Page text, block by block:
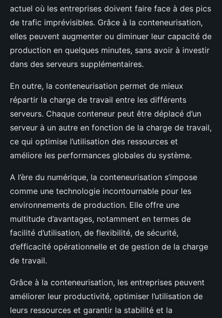
actuel où les entreprises doivent faire face à des pics
de trafic imprévisibles. Grâce à la conteneurisation,
elles peuvent augmenter ou diminuer leur capacité de
production en quelques minutes, sans avoir à investir
dans des serveurs supplémentaires.
En outre, la conteneurisation permet de mieux
répartir la charge de travail entre les différents
serveurs. Chaque conteneur peut être déplacé d’un
serveur à un autre en fonction de la charge de travail,
ce qui optimise l’utilisation des ressources et
améliore les performances globales du système.
A l’ère du numérique, la conteneurisation s’impose
comme une technologie incontournable pour les
environnements de production. Elle offre une
multitude d’avantages, notamment en termes de
facilité d’utilisation, de flexibilité, de sécurité,
d’efficacité opérationnelle et de gestion de la charge
de travail.
Grâce à la conteneurisation, les entreprises peuvent
améliorer leur productivité, optimiser l’utilisation de
leurs ressources et garantir la stabilité et la